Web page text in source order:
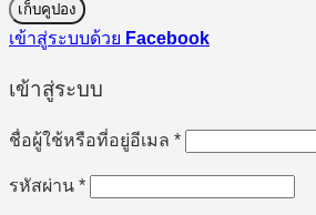
เก็บคูปอง
เข้าสู่ระบบด้วย Facebook
เข้าสู่ระบบ
ชื่อผู้ใช้หรือที่อยู่อีเมล *ต้องการ
รหัสผ่าน *ต้องการ